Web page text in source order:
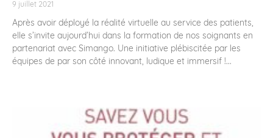
9 juillet 2021
Après avoir déployé la réalité virtuelle au service des patients,
elle s’invite aujourd’hui dans la formation de nos soignants en
partenariat avec Simango. Une initiative plébiscitée par les
équipes de par son côté innovant, ludique et immersif !...